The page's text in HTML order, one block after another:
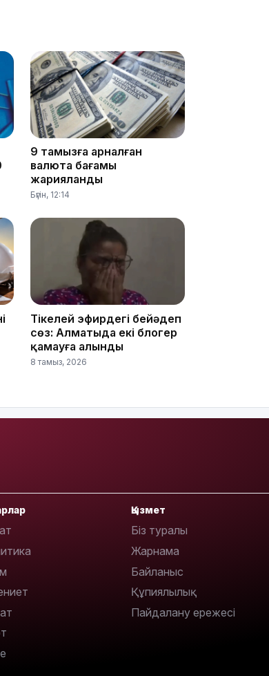
9 тамызға арналған
валюта бағамы
жарияланды
Бүгін, 12:14
Тікелей эфирдегі бейәдеп
сөз: Алматыда екі блогер
қамауға алынды
8 тамыз, 2026
17:57
Қызмет
Біз туралы
Жарнама
Байланыс
Құпиялылық
Пайдалану ережесі